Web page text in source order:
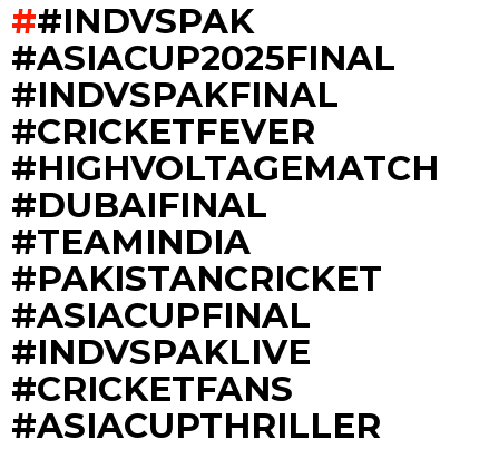
#INDVSPAK
#ASIACUP2025FINAL
#INDVSPAKFINAL
#CRICKETFEVER
#HIGHVOLTAGEMATCH
#DUBAIFINAL
#TEAMINDIA
#PAKISTANCRICKET
#ASIACUPFINAL
#INDVSPAKLIVE
#CRICKETFANS
#ASIACUPTHRILLER